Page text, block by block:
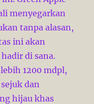
menyegarkan
tanpa alasan,
ini akan
di sana.
1200 mdpl,
dan
hijau khas